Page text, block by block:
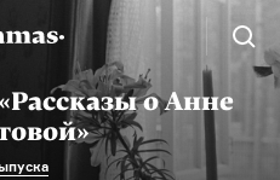
о Анне